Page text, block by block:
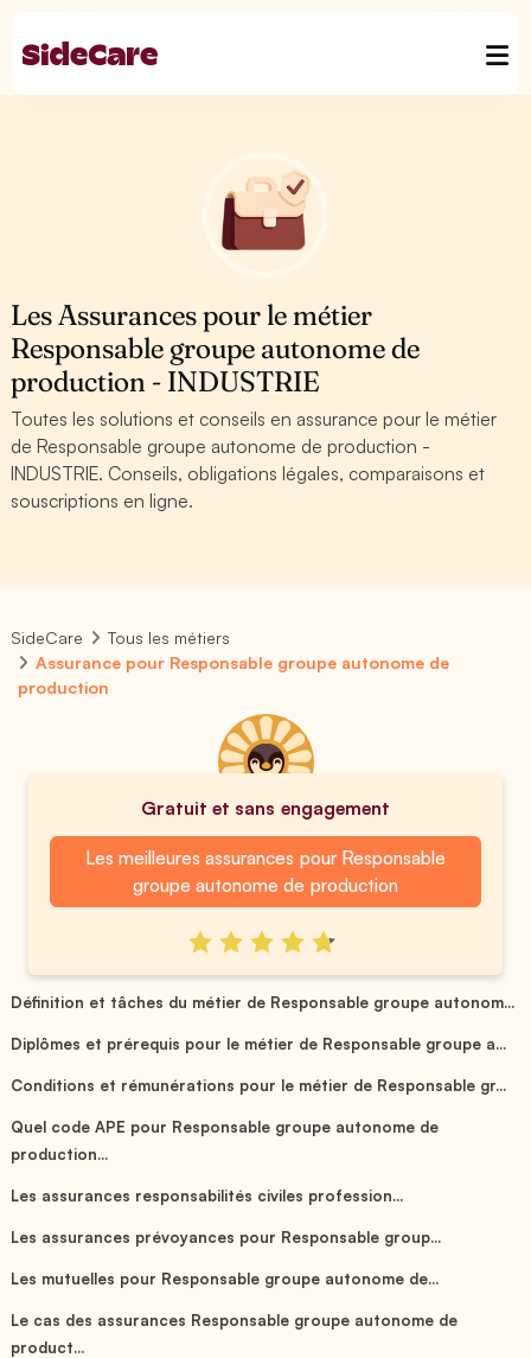
Les Assurances pour le métier
Responsable groupe autonome de
production - INDUSTRIE
Toutes les solutions et conseils en assurance pour le métier
de Responsable groupe autonome de production -
INDUSTRIE. Conseils, obligations légales, comparaisons et
souscriptions en ligne.
SideCare
Tous les métiers
Assurance pour Responsable groupe autonome de
production
Gratuit et sans engagement
Les meilleures assurances pour Responsable
groupe autonome de production
Définition et tâches du métier de Responsable groupe autonom...
Diplômes et prérequis pour le métier de Responsable groupe a...
Conditions et rémunérations pour le métier de Responsable gr...
Quel code APE pour Responsable groupe autonome de
production...
Les assurances responsabilités civiles profession...
Les assurances prévoyances pour Responsable group...
Les mutuelles pour Responsable groupe autonome de...
Le cas des assurances Responsable groupe autonome de
product...